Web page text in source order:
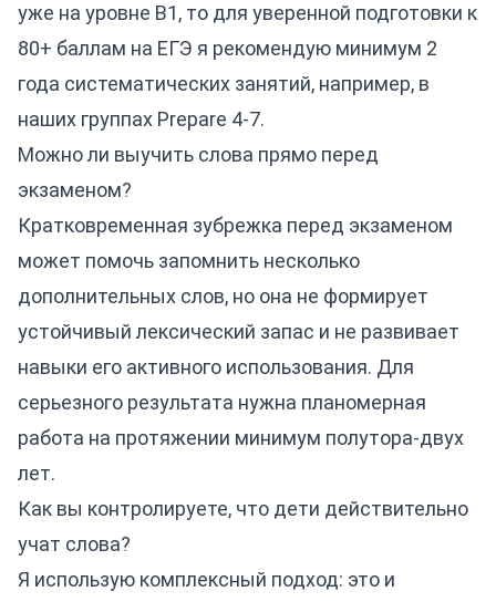
уже на уровне B1, то для уверенной подготовки к
80+ баллам на ЕГЭ я рекомендую минимум 2
года систематических занятий, например, в
наших группах Prepare 4-7.
Можно ли выучить слова прямо перед
экзаменом?
Кратковременная зубрежка перед экзаменом
может помочь запомнить несколько
дополнительных слов, но она не формирует
устойчивый лексический запас и не развивает
навыки его активного использования. Для
серьезного результата нужна планомерная
работа на протяжении минимум полутора-двух
лет.
Как вы контролируете, что дети действительно
учат слова?
Я использую комплексный подход: это и